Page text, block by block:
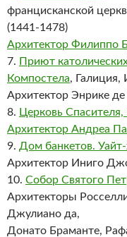
францисканской
(1441-1478)
Архитектор Филиппо
7. Приют
Компостела, Галиция,
Архитектор Энрике де
8. Церковь
Архитектор Андреа
9. Дом банкетов.
Архитектор Иниго
10. Собор Святого
Архитекторы
Джулиано да,
Донато Браманте,